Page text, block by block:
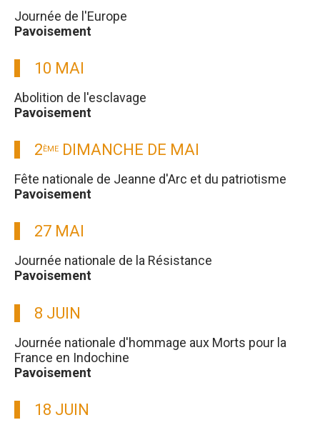
Journée de l'Europe
Pavoisement
10 MAI
Abolition de l'esclavage
Pavoisement
2ÈME DIMANCHE DE MAI
Fête nationale de Jeanne d'Arc et du patriotisme
Pavoisement
27 MAI
Journée nationale de la Résistance
Pavoisement
8 JUIN
Journée nationale d'hommage aux Morts pour la
France en Indochine
Pavoisement
18 JUIN